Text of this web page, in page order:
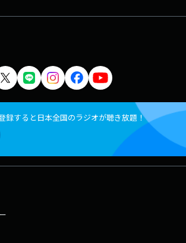
録すると日本全国のラジオが聴き放題！